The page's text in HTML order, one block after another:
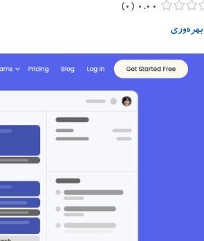
۰.۰۰ ۰
بهره‌وری